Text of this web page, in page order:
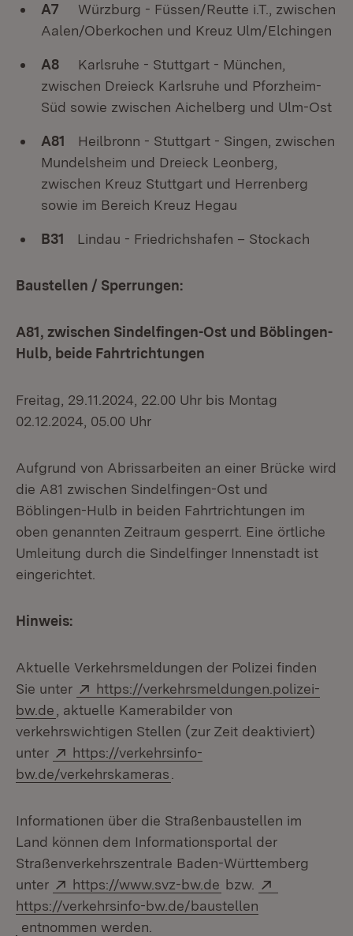
A7 Würzburg - Füssen/Reutte i.T., zwischen
Aalen/Oberkochen und Kreuz Ulm/Elchingen
A8 Karlsruhe - Stuttgart - München,
zwischen Dreieck Karlsruhe und Pforzheim-
Süd sowie zwischen Aichelberg und Ulm-Ost
A81 Heilbronn - Stuttgart - Singen, zwischen
Mundelsheim und Dreieck Leonberg,
zwischen Kreuz Stuttgart und Herrenberg
sowie im Bereich Kreuz Hegau
B31 Lindau - Friedrichshafen – Stockach
Baustellen / Sperrungen:
A81, zwischen Sindelfingen-Ost und Böblingen-
Hulb, beide Fahrtrichtungen
Freitag, 29.11.2024, 22.00 Uhr bis Montag
02.12.2024, 05.00 Uhr
Aufgrund von Abrissarbeiten an einer Brücke wird
die A81 zwischen Sindelfingen-Ost und
Böblingen-Hulb in beiden Fahrtrichtungen im
oben genannten Zeitraum gesperrt. Eine örtliche
Umleitung durch die Sindelfinger Innenstadt ist
eingerichtet.
Hinweis:
Aktuelle Verkehrsmeldungen der Polizei finden
Sie unter
Extern:
https://verkehrsmeldungen.polizei-
bw.de (Öffnet in neuem Fenster)
, aktuelle Kamerabilder von
verkehrswichtigen Stellen (zur Zeit deaktiviert)
unter
Extern:
https://verkehrsinfo-
bw.de/verkehrskameras
Informationen über die Straßenbaustellen im
Land können dem Informationsportal der
Straßenverkehrszentrale Baden-Württemberg
unter
Extern:
https://www.svz-bw.de (Öffnet in neuem
bzw.
https://verkehrsinfo-bw.de/baustellen
(Öffnet in neuem Fenster)
entnommen werden.